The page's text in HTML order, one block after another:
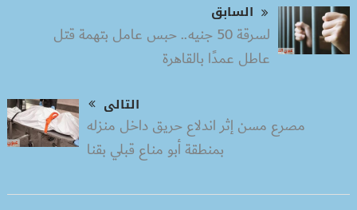
السابق
لسرقة 50 جنيه.. حبس عامل بتهمة قتل
عاطل عمدًا بالقاهرة
التالى
مصرع مسن إثر اندلاع حريق داخل منزله
بمنطقة أبو مناع قبلي بقنا